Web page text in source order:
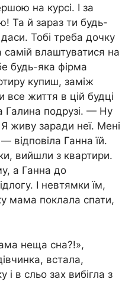
на курсі. І за
Та й зараз ти будь-
Тобі треба дочку
самій влаштуватися на
будь-яка фірма
купиш, заміж
життя в цій будці
Галина подрузі. — Ну
живу заради неї. Мені
відповіла Ганна їй.
вийшли з квартири.
а Ганна до
І невтямки їм,
мама поклала спати,
неща сна?!»,
встала,
і в сльо зах вибігла з